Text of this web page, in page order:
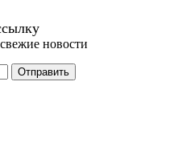
новости
Отправить